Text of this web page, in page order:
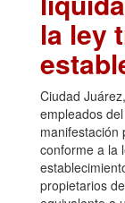
la ley
Ciudad
empleados
manifestación
conforme a la
propietarios